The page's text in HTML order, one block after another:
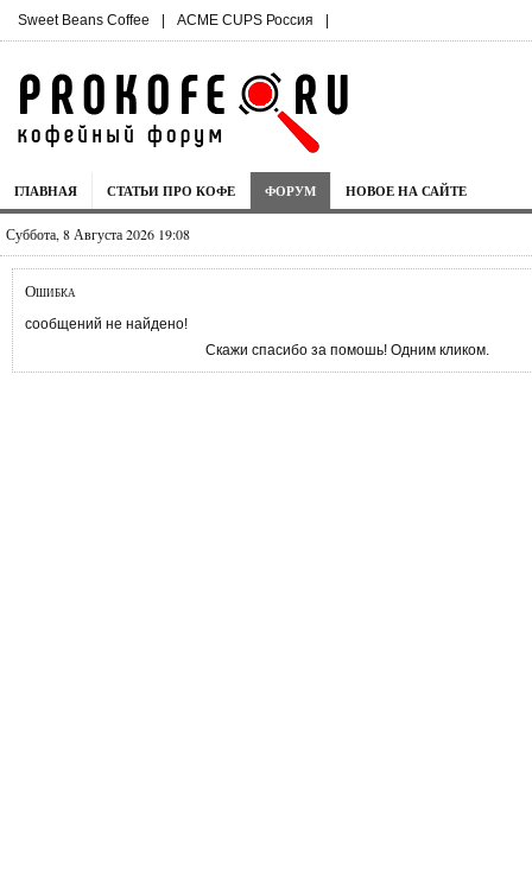
Sweet Beans Coffee | ACME CUPS Россия |
ГЛАВНАЯ СТАТЬИ ПРО КОФЕ ФОРУМ НОВОЕ НА САЙТЕ
Суббота, 8 Августа 2026 19:08
Ошибка
сообщений не найдено!
Скажи спасибо за помошь! Одним кликом.